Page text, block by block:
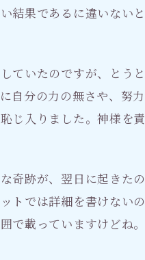
結果であるに違いない
ていたのですが、とう
自分の力の無さや、努
じ入りました。神様を
奇跡が、翌日に起きた
トでは詳細を書けない
で載っていますけどね。